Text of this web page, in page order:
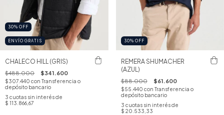
30% OFF
ENVÍO GRATIS
CHALECO HILL (GRIS)
$488.000 $341.600
$307.440 con Transferencia o
depósito bancario
3 cuotas sin interés de
$ 113.866,67
30% OFF
REMERA SHUMACHER
(AZUL)
$88.000 $61.600
$55.440 con Transferencia o
depósito bancario
3 cuotas sin interés de
$ 20.533,33